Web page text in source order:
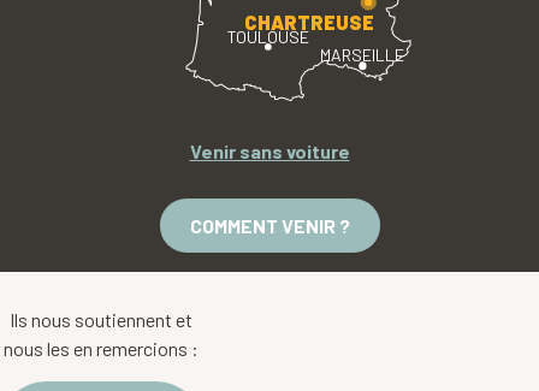
TOULOUSE
MARSEILLE
CHARTREUSE
Venir sans voiture
COMMENT VENIR ?
Ils nous soutiennent et
nous les en remercions :